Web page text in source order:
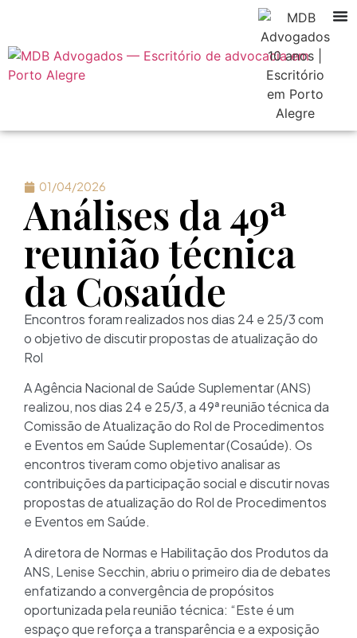
01/04/2026
Análises da 49ª
reunião técnica
da Cosaúde
Encontros foram realizados nos dias 24 e 25/3 com
o objetivo de discutir propostas de atualização do
Rol
A Agência Nacional de Saúde Suplementar (ANS)
realizou, nos dias 24 e 25/3, a 49ª reunião técnica da
Comissão de Atualização do Rol de Procedimentos
e Eventos em Saúde Suplementar (Cosaúde). Os
encontros tiveram como objetivo analisar as
contribuições da participação social e discutir novas
propostas de atualização do Rol de Procedimentos
e Eventos em Saúde.
A diretora de Normas e Habilitação dos Produtos da
ANS, Lenise Secchin, abriu o primeiro dia de debates
enfatizando a convergência de propósitos
oportunizada pela reunião técnica: “Este é um
espaço que reforça a transparência e a exposição